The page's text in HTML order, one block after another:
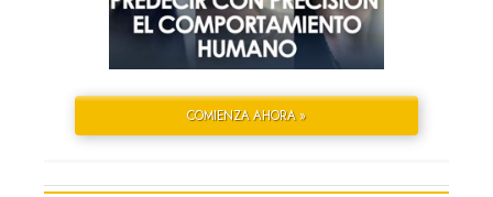
COMIENZA AHORA »